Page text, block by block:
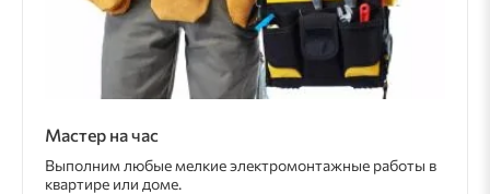
Мастер на час
Выполним любые мелкие электромонтажные работы в
квартире или доме.